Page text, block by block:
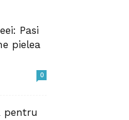
Pasi
pielea
0
pentru